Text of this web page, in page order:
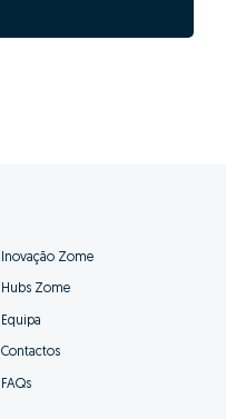
Inovação Zome
Hubs Zome
Equipa
Contactos
FAQs